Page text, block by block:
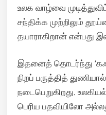
உலக வாழ்வை
சந்திக்க முற்றிலும்
தயாராகிறான் என்பது
இதனைத் தொடர்ந்து
நிறப் பருத்தித்
நடைபெறுகிறது.
பெரிய பதவியிலோ